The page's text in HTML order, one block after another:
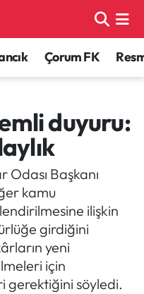
Çorum FK
duyuru:
Başkanı
kamu
ilişkin
girdiğini
yeni
için
gerektiğini söyledi.
Fikstür